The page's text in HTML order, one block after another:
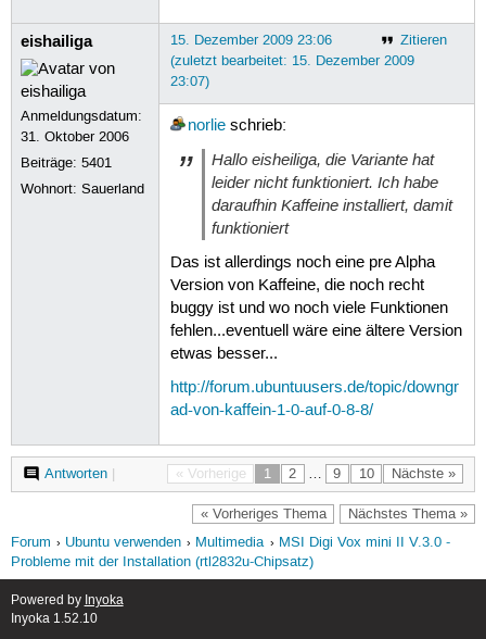
eishailiga
Anmeldungsdatum:
31. Oktober 2006
Beiträge:5401
Wohnort: Sauerland
Zitieren
15. Dezember 2009 23:06
(zuletzt bearbeitet: 15. Dezember 2009
23:07)
norlieschrieb:
Hallo eisheiliga, die Variante hat
leider nicht funktioniert. Ich habe
daraufhin Kaffeine installiert, damit
funktioniert
Das ist allerdings noch eine pre Alpha
Version von Kaffeine, die noch recht
buggy ist und wo noch viele Funktionen
fehlen...eventuell wäre eine ältere Version
etwas besser...
http://forum.ubuntuusers.de/topic/downgr
ad-von-kaffein-1-0-auf-0-8-8/
« Vorherige 1 2 … 9 10 Nächste »
Antworten|
« Vorheriges Thema Nächstes Thema »
Forum Ubuntu verwenden Multimedia
MSI Digi Vox mini II V.3.0 -
Probleme mit der Installation (rtl2832u-Chipsatz)
Powered by Inyoka
Inyoka 1.52.10